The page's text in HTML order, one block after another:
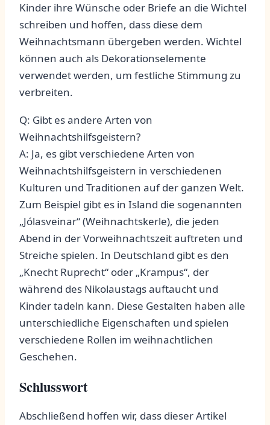
⁢Kinder ihre Wünsche⁢ oder Briefe an die Wichtel
schreiben ⁣und hoffen, dass diese dem
Weihnachtsmann übergeben ⁢werden. Wichtel
können auch als⁤ Dekorationselemente‍
verwendet werden, um festliche Stimmung zu
verbreiten.
Q: Gibt es andere⁣ Arten von
Weihnachtshilfsgeistern?
A: ⁣Ja, es gibt ⁢verschiedene Arten von
Weihnachtshilfsgeistern in verschiedenen ​
Kulturen und⁢ Traditionen auf der ganzen Welt.
⁢Zum Beispiel gibt es in Island ⁢die sogenannten
„Jólasveinar“ (Weihnachtskerle), die ⁢jeden
Abend in der Vorweihnachtszeit ​auftreten und
Streiche spielen. In Deutschland ⁣gibt‌ es den
„Knecht Ruprecht“⁤ oder „Krampus“, der
während des ⁢Nikolaustags auftaucht und
Kinder⁣ tadeln kann. Diese Gestalten haben alle
unterschiedliche Eigenschaften und spielen
verschiedene‍ Rollen im weihnachtlichen
Geschehen.
Schlusswort
Abschließend hoffen⁤ wir, ‍dass dieser Artikel